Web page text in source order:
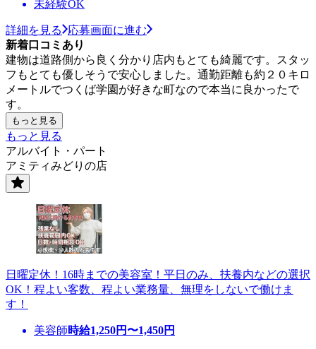
未経験OK
詳細を見る
応募画面に進む
新着口コミあり
建物は道路側から良く分かり店内もとても綺麗です。スタッ
フもとても優しそうで安心しました。通勤距離も約２０キロ
メートルでつくば学園が好きな町なので本当に良かったで
す。
もっと見る
もっと見る
アルバイト・パート
アミティみどりの店
日曜定休！16時までの美容室！平日のみ、扶養内などの選択
OK！程よい客数、程よい業務量、無理をしないで働けま
す！
美容師時給1,250円〜1,450円